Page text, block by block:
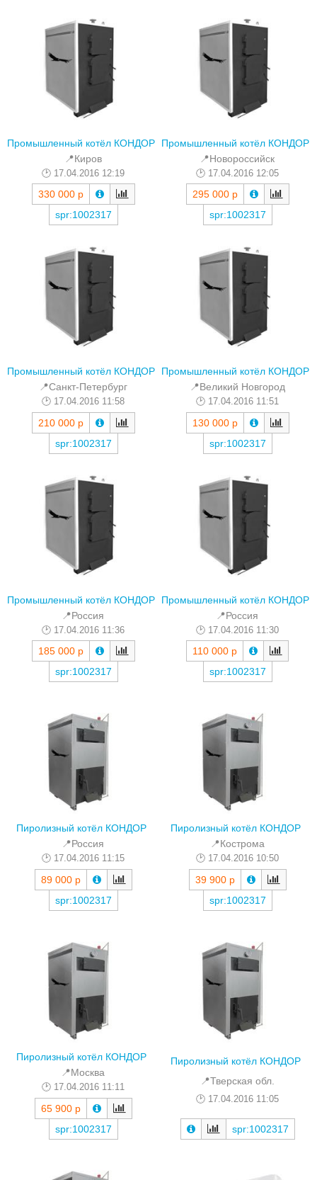
Промышленный котёл КОНДОР
📍Киров
17.04.2016 12:19
330 000 р
spr:1002317
Промышленный котёл КОНДОР
📍Новороссийск
17.04.2016 12:05
295 000 р
spr:1002317
Промышленный котёл КОНДОР
📍Санкт-Петербург
17.04.2016 11:58
210 000 р
spr:1002317
Промышленный котёл КОНДОР
📍Великий Новгород
17.04.2016 11:51
130 000 р
spr:1002317
Промышленный котёл КОНДОР
📍Россия
17.04.2016 11:36
185 000 р
spr:1002317
Промышленный котёл КОНДОР
📍Россия
17.04.2016 11:30
110 000 р
spr:1002317
Пиролизный котёл КОНДОР
📍Россия
17.04.2016 11:15
89 000 р
spr:1002317
Пиролизный котёл КОНДОР
📍Кострома
17.04.2016 10:50
39 900 р
spr:1002317
Пиролизный котёл КОНДОР
📍Москва
17.04.2016 11:11
65 900 р
spr:1002317
Пиролизный котёл КОНДОР
📍Тверская обл.
17.04.2016 11:05
spr:1002317